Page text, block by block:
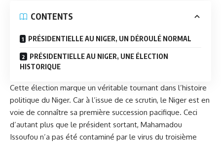
CONTENTS
PRÉSIDENTIELLE AU NIGER, UN DÉROULÉ NORMAL
PRÉSIDENTIELLE AU NIGER, UNE ÉLECTION
HISTORIQUE
Cette élection marque un véritable tournant dans l’histoire
politique du Niger. Car à l’issue de ce scrutin, le Niger est en
voie de connaître sa première succession pacifique. Ceci
d’autant plus que le président sortant, Mahamadou
Issoufou n’a pas été contaminé par le virus du troisième